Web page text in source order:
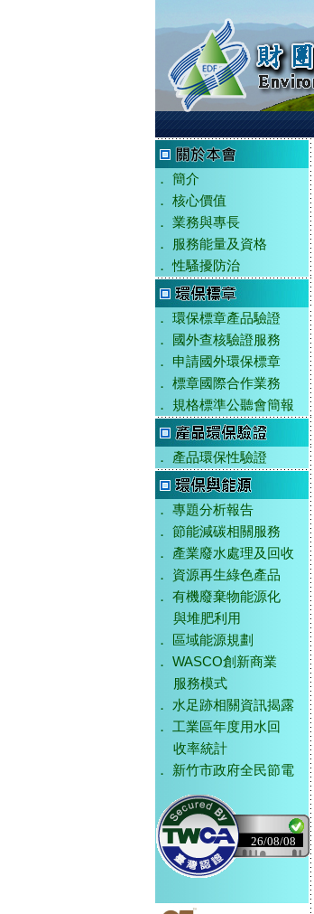
．
簡介
．
核心價值
．
業務與專長
．
服務能量及資格
．
性騷擾防治
．
環保標章產品驗證
．
國外查核驗證服務
．
申請國外環保標章
．
標章國際合作業務
．
規格標準公聽會簡報
． 產品環保性驗證
．
專題分析報告
．
節能減碳相關服務
．
產業廢水處理及回收
．
資源再生綠色產品
．
有機廢棄物能源化
與堆肥利用
．
區域能源規劃
．
WASCO創新商業
服務模式
．
水足跡相關資訊揭露
．
工業區年度用水回
收率統計
．
新竹市政府全民節電
26/08/08